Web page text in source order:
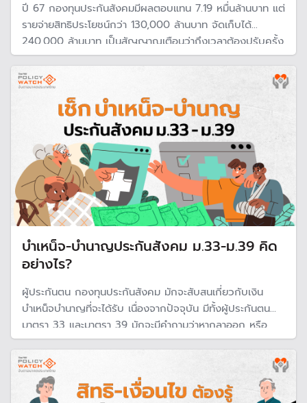
ปี 67 กองทุนประกันสังคมมีผลตอบแทน 7.19 หมื่นล้านบาท แต่
รายจ่ายสิทธิประโยชน์กว่า 130,000 ล้านบาท จัดเก็บได้
240,000 ล้านบาท เป็นสัญญาณเตือนว่าถึงเวลาต้องปรับครั้ง
ใหญ่ เพื่อรองรับความเสี่ยงที่อาจจะเกิดขึ้น หากเงินนำส่งลด
จากแรงงานลด แต่รายจ่ายเพิ่มจากสังคมสูงวัย
บำเหน็จ-บำนาญประกันสังคม ม.33-ม.39 คิด
อย่างไร?
ผู้ประกันตน กองทุนประกันสังคม มักจะสับสนเกี่ยวกับเงิน
บำเหน็จบำนาญที่จะได้รับ เนื่องจากปัจจุบัน มีทั้งผู้ประกันตน
มาตรา 33 และมาตรา 39 มักจะมีคำถามว่าหากลาออก หรือ
ต้องออกจากการเป็นผู้ประกันตน จะได้รับบำเหน็จ หรือ บำนาญ
และจะได้รับมากน้อยแค่ไหน